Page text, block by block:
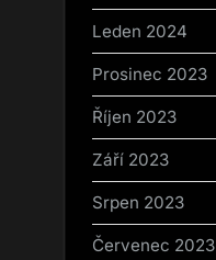
Leden 2024
Prosinec 2023
Říjen 2023
Září 2023
Srpen 2023
Červenec 2023